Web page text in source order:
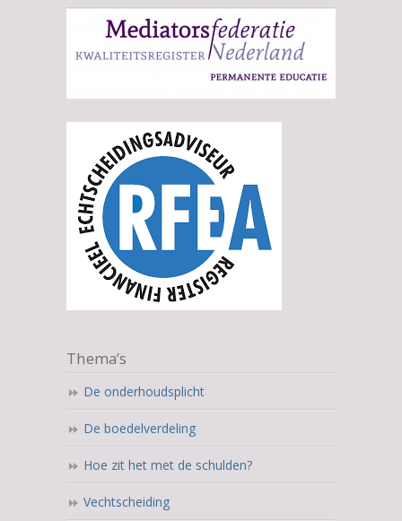
Thema’s
De onderhoudsplicht
De boedelverdeling
Hoe zit het met de schulden?
Vechtscheiding